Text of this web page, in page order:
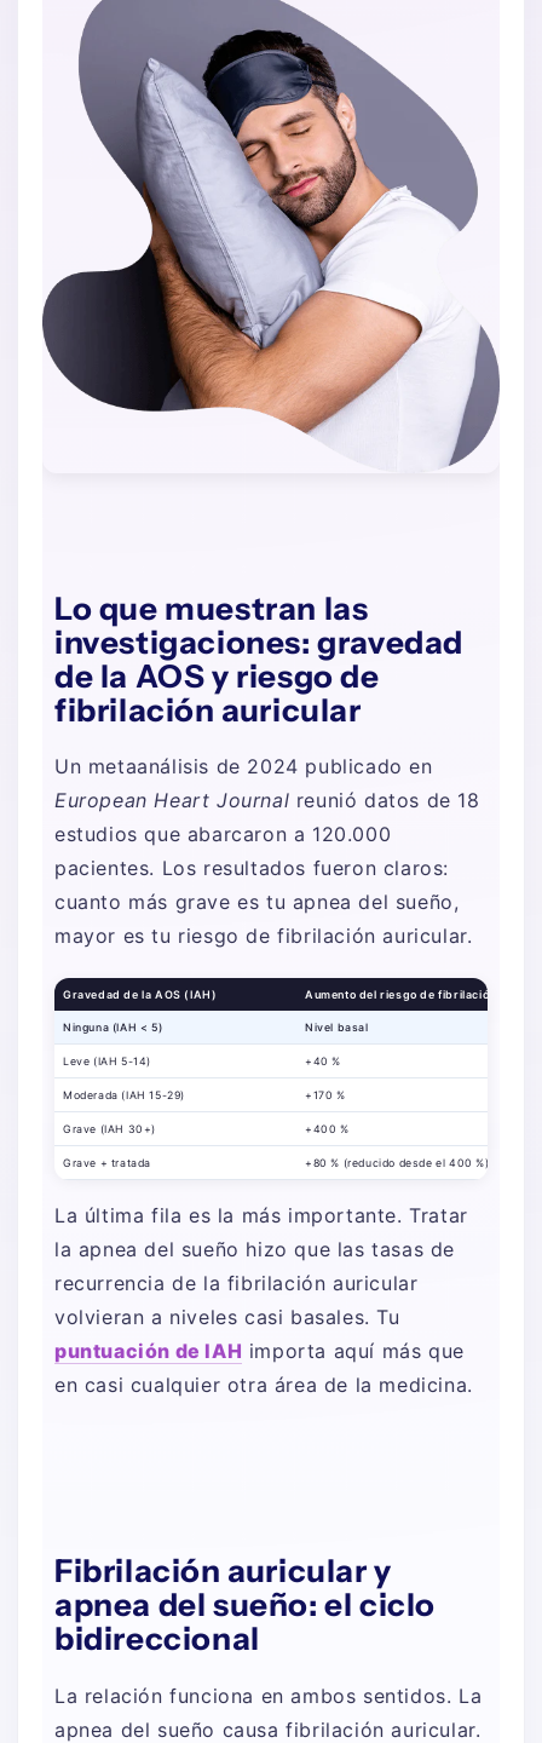
Lo que muestran las
investigaciones: gravedad
de la AOS y riesgo de
fibrilación auricular
Un metaanálisis de 2024 publicado en
European Heart Journal reunió datos de 18
estudios que abarcaron a 120.000
pacientes. Los resultados fueron claros:
cuanto más grave es tu apnea del sueño,
mayor es tu riesgo de fibrilación auricular.
Gravedad de la AOS (IAH) Aumento del riesgo de fibrilación
Ninguna (IAH < 5) Nivel basal
Leve (IAH 5-14) +40 %
Moderada (IAH 15-29) +170 %
Grave (IAH 30+) +400 %
Grave + tratada +80 % (reducido desde el 400 %)
La última fila es la más importante. Tratar
la apnea del sueño hizo que las tasas de
recurrencia de la fibrilación auricular
volvieran a niveles casi basales. Tu
puntuación de IAH importa aquí más que
en casi cualquier otra área de la medicina.
Fibrilación auricular y
apnea del sueño: el ciclo
bidireccional
La relación funciona en ambos sentidos. La
apnea del sueño causa fibrilación auricular.